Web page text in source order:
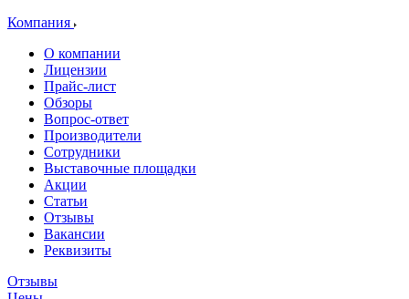
Компания
О компании
Лицензии
Прайс-лист
Обзоры
Вопрос-ответ
Производители
Сотрудники
Выставочные площадки
Акции
Статьи
Отзывы
Вакансии
Реквизиты
Отзывы